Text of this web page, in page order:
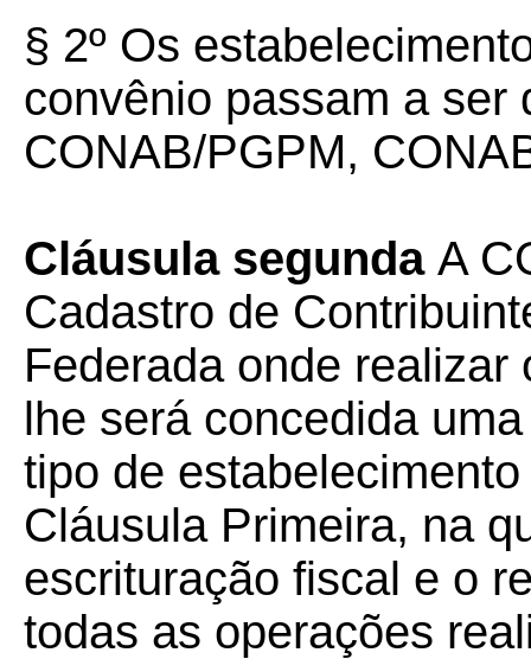
§ 2º Os
convênio passam a ser
CONAB/PGPM,
Cláusula segunda A
Cadastro de
Federada onde
lhe será concedida
tipo de
Cláusula Primeira, na
escrituração fiscal e o
todas as operações